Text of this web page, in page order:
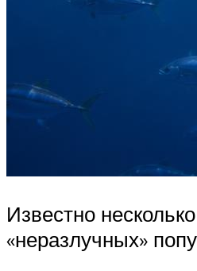
Известно
«неразлучных»